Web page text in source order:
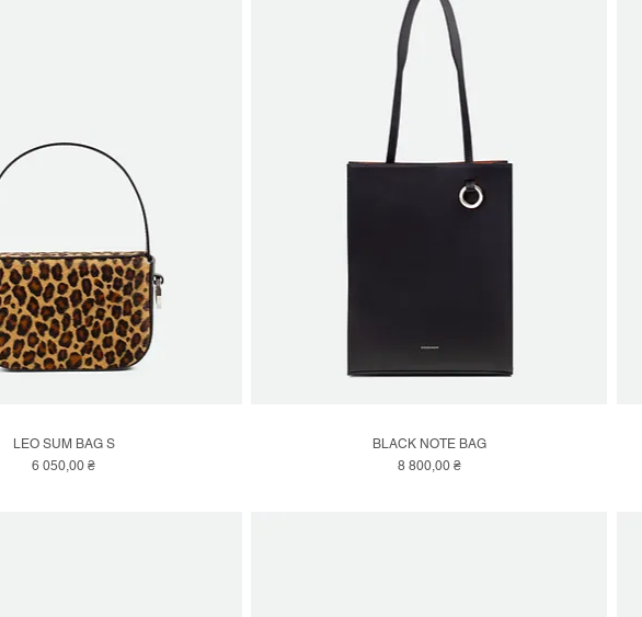
Швидкий перегляд
LEO SUM BAG S
Ціна
6 050,00 ₴
Швидкий перегляд
BLACK NOTE BAG
Ціна
8 800,00 ₴